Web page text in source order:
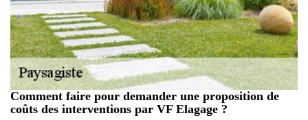
Comment faire pour demander une proposition de
coûts des interventions par VF Elagage ?